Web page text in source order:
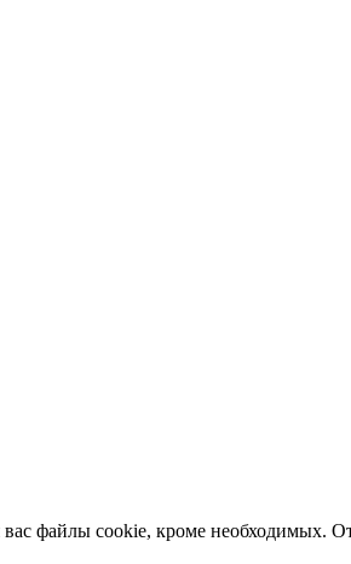
файлы cookie, кроме необходимых.